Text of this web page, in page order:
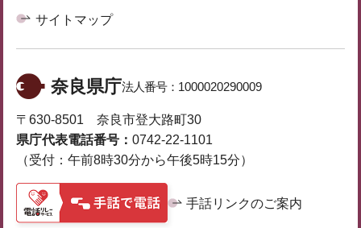
サイトマップ
奈良県庁法人番号： 1000020290009
〒630-8501 奈良市登大路町30
県庁代表電話番号： 0742-22-1101
（受付：午前8時30分から午後5時15分）
手話リンクのご案内